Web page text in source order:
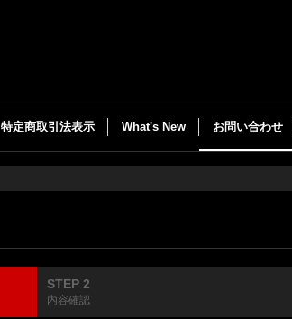
特定商取引法表示 What's New お問い合わせ
STEP 2
内容確認